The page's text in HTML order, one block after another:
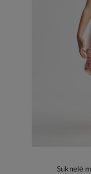
Suknelė